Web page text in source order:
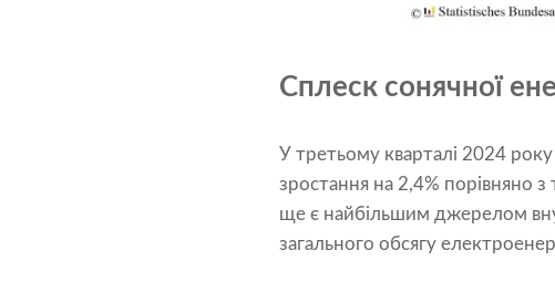
Сплеск сонячної
У третьому кварталі 2024 року
зростання на 2,4% порівняно
ще є найбільшим джерелом
загального обсягу